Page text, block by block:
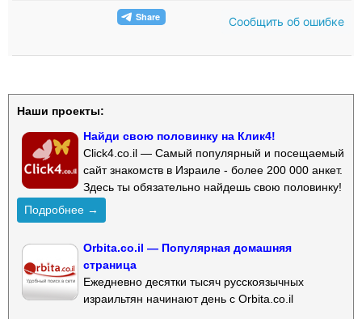
Сообщить об ошибке
Наши проекты:
Найди свою половинку на Клик4!
Click4.co.il — Самый популярный и посещаемый
сайт знакомств в Израиле - более 200 000 анкет.
Здесь ты обязательно найдешь свою половинку!
Подробнее →
Orbita.co.il — Популярная домашняя
страница
Ежедневно десятки тысяч русскоязычных
израильтян начинают день с Orbita.co.il